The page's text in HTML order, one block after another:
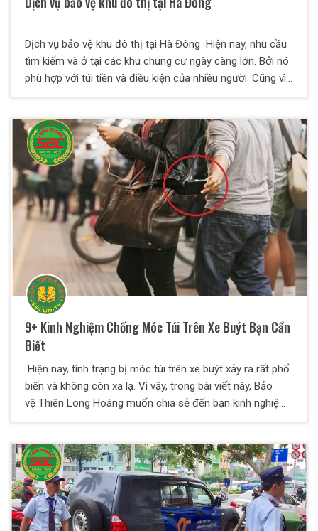
Dịch vụ bảo vệ khu đô thị tại Hà Đông Hiện nay, nhu cầu
tìm kiếm và ở tại các khu chung cư ngày càng lớn. Bởi nó
phù hợp với túi tiền và điều kiện của nhiều người. Cũng vì
nhiên, đây cũng là mục tiêu hàng đầu cho tội phạm và kẻ
xấu trộm cắp, dễ mất an ninh nếu không có sự quản lý và
bảo vệ chặt chẽ. Dịch vụ bảo vệ tại Hà Đông cho khu đô
thị mở ra sẽ giải quyết tốt khâu an ninh cho ban quản lý
khu đô thị.
9+ Kinh Nghiệm Chống Móc Túi Trên Xe Buýt Bạn Cần
Biết
Hiện nay, tình trạng bị móc túi trên xe buýt xảy ra rất phổ
biến và không còn xa lạ. Vì vậy, trong bài viết này, Bảo
vệ Thiên Long Hoàng muốn chia sẻ đến bạn kinh nghiệm